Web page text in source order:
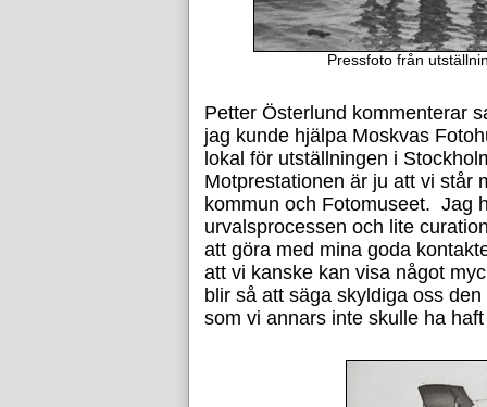
Pressfoto från
Petter Österlund kommenterar
jag kunde hjälpa Moskvas
lokal för utställningen i
Motprestationen är ju att vi står
kommun och Fotomuseet. Jag
urvalsprocessen och lite
att göra med mina goda
att vi kanske kan visa något
blir så att säga skyldiga oss
som vi annars inte skulle ha haft